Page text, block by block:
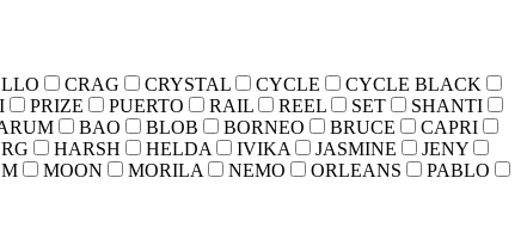
CRAG CRYSTAL CYCLE
CYCLE BLACK
PRIZE PUERTO RAIL REEL SET
SHANTI
BAO BLOB BORNEO BRUCE
CAPRI
HARSH HELDA IVIKA JASMINE
JENY
MOON MORILA NEMO ORLEANS
PABLO